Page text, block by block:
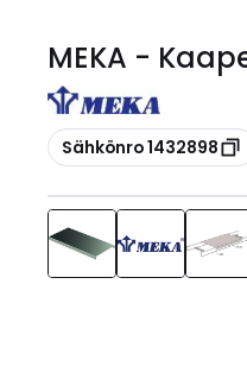
MEKA -
Kopioi
Sähkönro 1432898